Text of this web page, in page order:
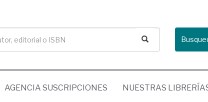
AGENCIA SUSCRIPCIONES NUESTRAS